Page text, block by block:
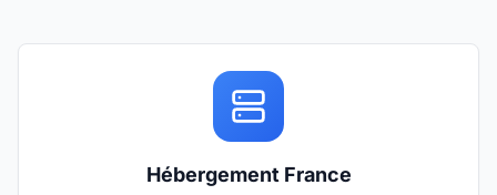
Hébergement France